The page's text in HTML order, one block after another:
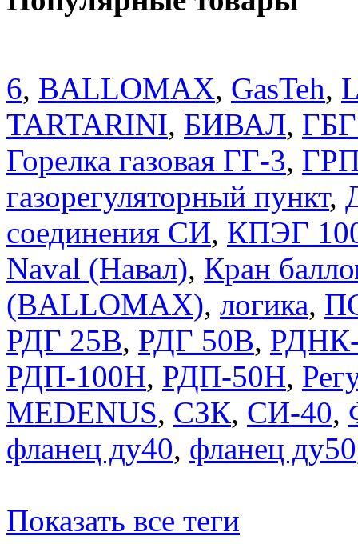
6, BALLOMAX, GasTeh,
TARTARINI, БИВАЛ,
Горелка газовая ГГ-3,
газорегуляторный пункт,
соединения СИ, КПЭГ
Naval (Навал), Кран
(BALLOMAX), логика,
РДГ 25В, РДГ 50В,
РДП-100Н, РДП-50Н,
MEDENUS, СЗК, СИ-40,
фланец ду40, фланец ду50
Показать все теги